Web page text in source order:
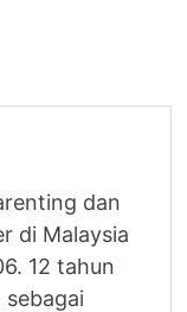
dan
di Malaysia
12 tahun